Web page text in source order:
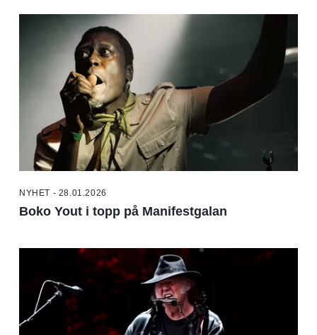
NYHET - 28.01.2026
Boko Yout i topp på Manifestgalan